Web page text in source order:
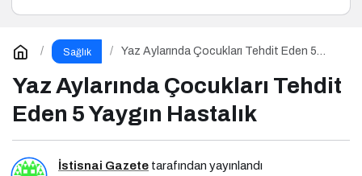
Sağlık
Yaz Aylarında Çocukları Tehdit Eden 5
Yaz Aylarında Çocukları Tehdit
Eden 5 Yaygın Hastalık
İstisnai Gazete tarafından yayınlandı